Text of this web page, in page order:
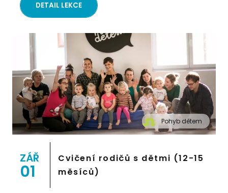
DETAIL LEKCE
" alt="Cvičení pro děti "Pohyb dětem", Praha 2,
Prostor 8">
Pohyb dětem
ZÁŘ
01
Cvičení rodičů s dětmi (12-15
měsíců)